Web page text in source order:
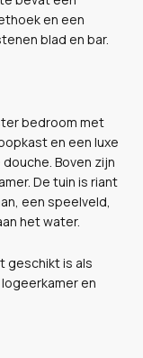
en een
blad en bar.
bedroom met
en een luxe
Boven zijn
De tuin is riant
een speelveld,
het water.
geschikt is als
en